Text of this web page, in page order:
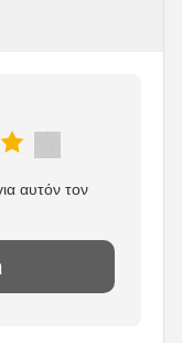
αυτόν τον